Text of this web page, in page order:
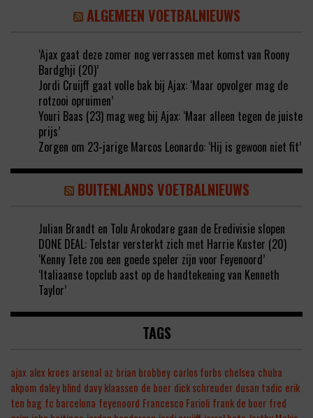
ALGEMEEN VOETBALNIEUWS
‘Ajax gaat deze zomer nog verrassen met komst van Roony
Bardghji (20)’
Jordi Cruijff gaat volle bak bij Ajax: ‘Maar opvolger mag de
rotzooi opruimen’
Youri Baas (23) mag weg bij Ajax: ‘Maar alleen tegen de juiste
prijs’
Zorgen om 23-jarige Marcos Leonardo: ‘Hij is gewoon niet fit’
BUITENLANDS VOETBALNIEUWS
Julian Brandt en Tolu Arokodare gaan de Eredivisie slopen
DONE DEAL: Telstar versterkt zich met Harrie Kuster (20)
‘Kenny Tete zou een goede speler zijn voor Feyenoord’
‘Italiaanse topclub aast op de handtekening van Kenneth
Taylor’
TAGS
ajax alex kroes arsenal az brian brobbey carlos forbs chelsea chuba
akpom daley blind davy klaassen de boer dick schreuder dusan tadic erik
ten hag fc barcelona feyenoord Francesco Farioli frank de boer fred